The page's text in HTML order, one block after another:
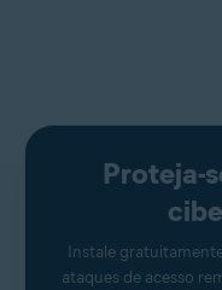
Proteja-
Instale
ataques de acesso